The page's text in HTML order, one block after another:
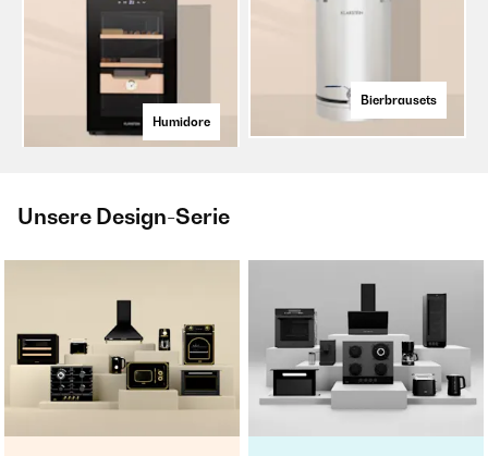
Humidore
Bierbrausets
Unsere Design-Serie